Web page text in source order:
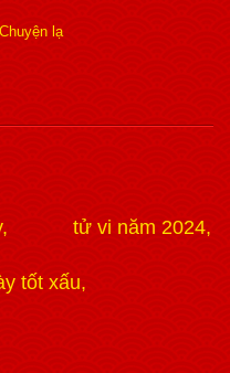
Chuyện lạ
tử vi năm 2024
tốt xấu